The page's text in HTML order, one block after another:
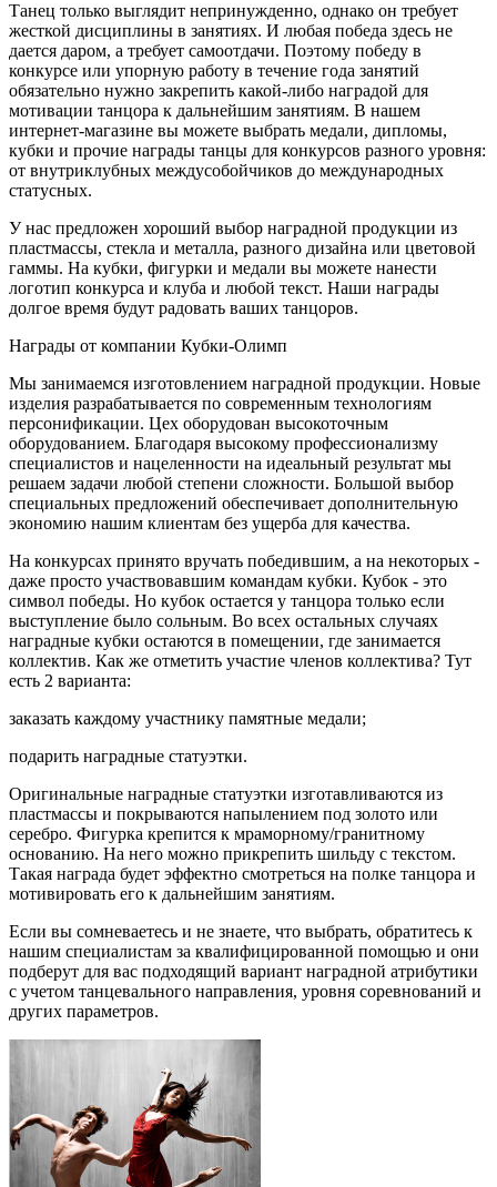
Танец только выглядит непринужденно, однако он требует
жесткой дисциплины в занятиях. И любая победа здесь не
дается даром, а требует самоотдачи. Поэтому победу в
конкурсе или упорную работу в течение года занятий
обязательно нужно закрепить какой-либо наградой для
мотивации танцора к дальнейшим занятиям. В нашем
интернет-магазине вы можете выбрать медали, дипломы,
кубки и прочие награды танцы для конкурсов разного уровня:
от внутриклубных междусобойчиков до международных
статусных.
У нас предложен хороший выбор наградной продукции из
пластмассы, стекла и металла, разного дизайна или цветовой
гаммы. На кубки, фигурки и медали вы можете нанести
логотип конкурса и клуба и любой текст. Наши награды
долгое время будут радовать ваших танцоров.
Награды от компании Кубки-Олимп
Мы занимаемся изготовлением наградной продукции. Новые
изделия разрабатывается по современным технологиям
персонификации. Цех оборудован высокоточным
оборудованием. Благодаря высокому профессионализму
специалистов и нацеленности на идеальный результат мы
решаем задачи любой степени сложности. Большой выбор
специальных предложений обеспечивает дополнительную
экономию нашим клиентам без ущерба для качества.
На конкурсах принято вручать победившим, а на некоторых -
даже просто участвовавшим командам кубки. Кубок - это
символ победы. Но кубок остается у танцора только если
выступление было сольным. Во всех остальных случаях
наградные кубки остаются в помещении, где занимается
коллектив. Как же отметить участие членов коллектива? Тут
есть 2 варианта:
заказать каждому участнику памятные медали;
подарить наградные статуэтки.
Оригинальные наградные статуэтки изготавливаются из
пластмассы и покрываются напылением под золото или
серебро. Фигурка крепится к мраморному/гранитному
основанию. На него можно прикрепить шильду с текстом.
Такая награда будет эффектно смотреться на полке танцора и
мотивировать его к дальнейшим занятиям.
Если вы сомневаетесь и не знаете, что выбрать, обратитесь к
нашим специалистам за квалифицированной помощью и они
подберут для вас подходящий вариант наградной атрибутики
с учетом танцевального направления, уровня соревнований и
других параметров.